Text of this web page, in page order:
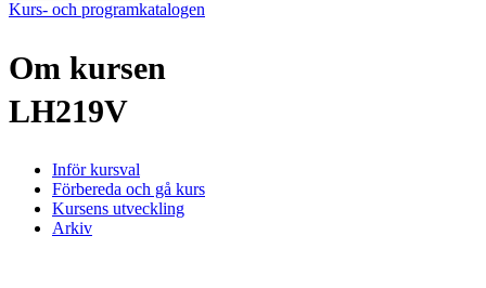
Kurs- och programkatalogen
Om kursen
LH219V
Inför kursval
Förbereda och gå kurs
Kursens utveckling
Arkiv